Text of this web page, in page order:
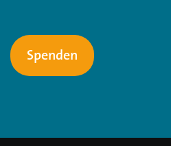
Spenden